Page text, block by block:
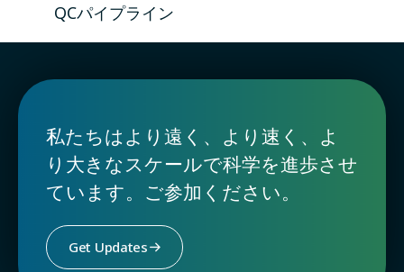
QCパイプライン
私たちはより遠く、より速く、よ
り大きなスケールで科学を進歩させ
ています。ご参加ください。
Get Updates